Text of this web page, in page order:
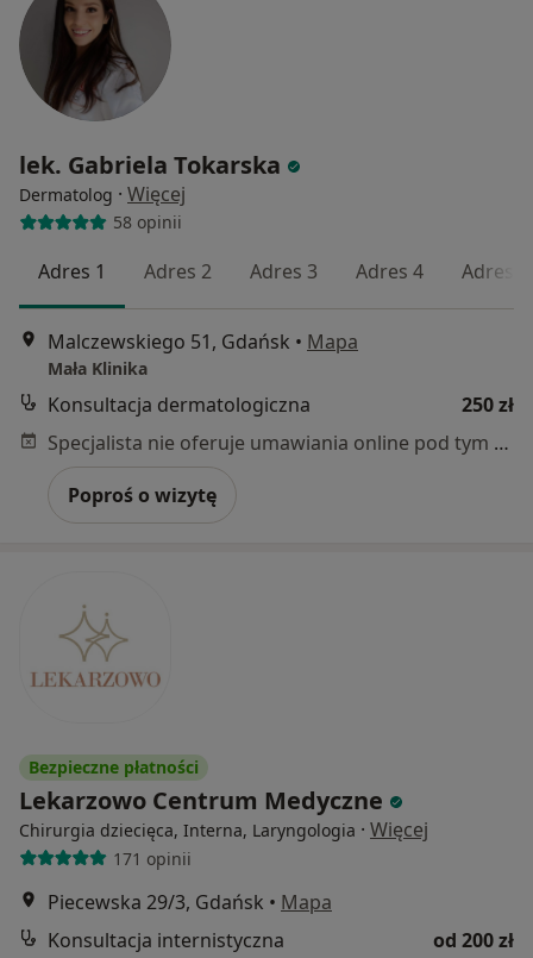
lek. Gabriela Tokarska
Dermatolog · Więcej
58 opinii
Adres 1 Adres 2 Adres 3 Adres 4 Adres 5
Malczewskiego 51, Gdańsk • Mapa
Mała Klinika
Konsultacja dermatologiczna
250 zł
Specjalista nie oferuje umawiania online pod tym adresem.
Poproś o wizytę
Bezpieczne płatności
Lekarzowo Centrum Medyczne
Chirurgia dziecięca, Interna, Laryngologia · Więcej
171 opinii
Piecewska 29/3, Gdańsk • Mapa
Konsultacja internistyczna
od 200 zł